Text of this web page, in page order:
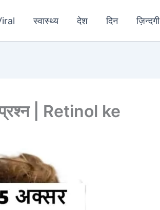
स्वास्थ्य देश दिन ज़िन्दगी
| Retinol ke